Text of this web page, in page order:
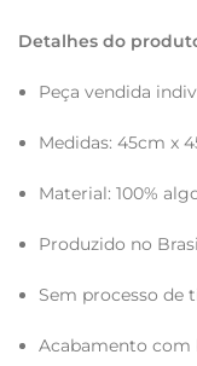
Detalhes do
Peça vendida
Medidas: 45cm x
Material: 100%
Produzido no
Sem processo de
Acabamento com